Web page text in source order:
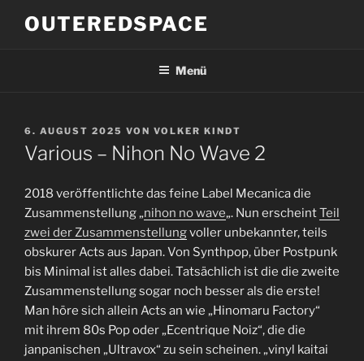
InhaltOUTEREDSPACE
Menü
VERÖFFENTLICHT
AM
6. AUGUST 2025 VON VOLKER KINDT
Various – Nihon No Wave 2
2018 veröffentlichte das feine Label Mecanica die
Zusammenstellung „nihon no wave„. Nun erscheintTeil
zwei der Zusammenstellungvoller unbekannter, teils
obskurer Acts aus Japan. Von Synthpop, über Postpunk
bis Minimal ist alles dabei. Tatsächlich ist die die zweite
Zusammenstellung sogar noch besser als die erste!
Man höre sich allein Acts an wie „Hinomaru Factory“
mit ihrem 80s Pop oder „Ecentrique Noiz“, die die
janpanischen „Ultravox“ zu sein scheinen. „vinyl kaitai